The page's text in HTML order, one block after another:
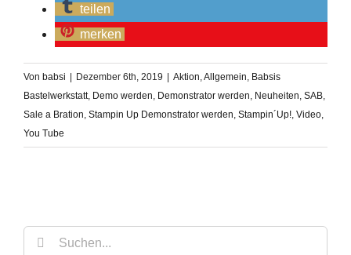
teilen
merken
Von babsi Dezember 6th, 2019 Aktion,Allgemein, Babsis
Bastelwerkstatt, Demo werden, Demonstrator werden, Neuheiten, SAB,
Sale a Bration, Stampin Up Demonstrator werden, Stampin´Up!, Video,
You Tube
Suche